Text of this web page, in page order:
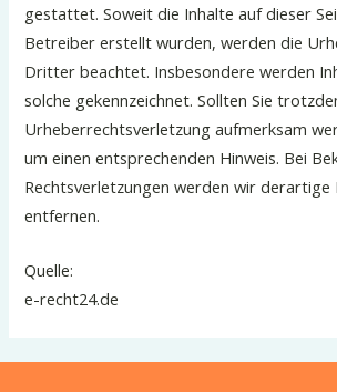
gestattet. Soweit die Inhalte auf dieser
Betreiber erstellt wurden, werden die
Dritter beachtet. Insbesondere werden
solche gekennzeichnet. Sollten Sie
Urheberrechtsverletzung aufmerksam
um einen entsprechenden Hinweis. Bei
Rechtsverletzungen werden wir derartige
entfernen.
Quelle:
e-recht24.de